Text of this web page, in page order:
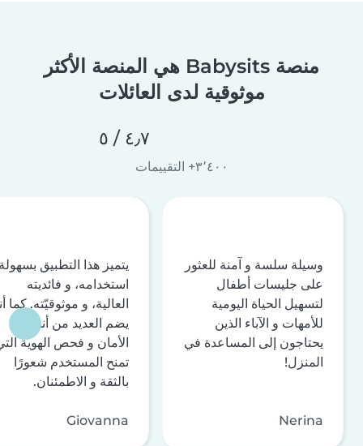
منصة Babysits هي المنصة الأكثر
موثوقية لدى العائلات
٤٫٧ / ٥
٣٬٤٠٠+ التقييمات
وسيلة سلسة و آمنة للعثور
على جليسات أطفال
لتسهيل الحياة اليومية
للأمهات و الآباء الذين
يحتاجون إلى المساعدة في
المنزل!
Nerina
يتميز هذا التطبيق
استخدامه، و فائديته
العالية، و موثوقيّته. كما
يضم العديد من أنظمة
الأمان و فحص الهوية
تمنح المستخدم شعورًا
بالثقة و الاطمئنان.
Giovanna